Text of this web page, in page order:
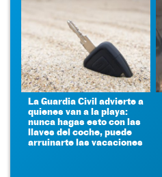
La Guardia Civil advierte a
quienes van a la playa:
nunca hagas esto con las
llaves del coche, puede
arruinarte las vacaciones